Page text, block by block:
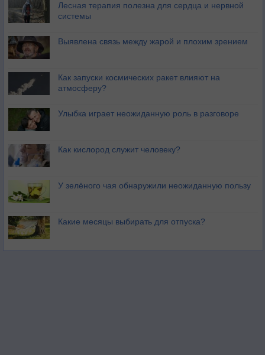
Лесная терапия полезна для сердца и нервной
системы
Выявлена связь между жарой и плохим зрением
Как запуски космических ракет влияют на
атмосферу?
Улыбка играет неожиданную роль в разговоре
Как кислород служит человеку?
У зелёного чая обнаружили неожиданную пользу
Какие месяцы выбирать для отпуска?